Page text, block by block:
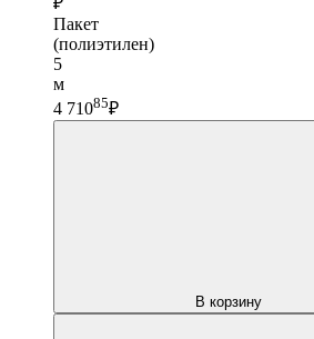
Пакет
(полиэтилен)
5
м
4 71085₽
В корзину